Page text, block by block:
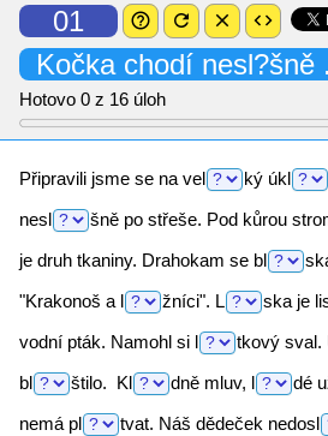
01 help_outline refresh close code
Kočka chodí nesl?šně
Hotovo 0 z 16 úloh
Připravili jsme se navel ký úkl
nesl
šně po střeše. Pod kůrou
je druh tkaniny. Drahokam se bl
"Krakonoš a l žníci". L skaje
vodní pták. Namohl si l tkový sval.
bl
štilo. Kl dně mluv, l dé
nemá pl tvat. Náš dědeček nedosl